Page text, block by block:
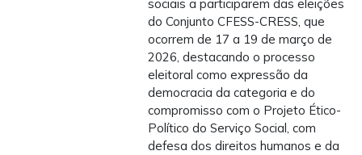
sociais a participarem das eleições
do Conjunto CFESS-CRESS, que
ocorrem de 17 a 19 de março de
2026, destacando o processo
eleitoral como expressão da
democracia da categoria e do
compromisso com o Projeto Ético-
Político do Serviço Social, com
defesa dos direitos humanos e da